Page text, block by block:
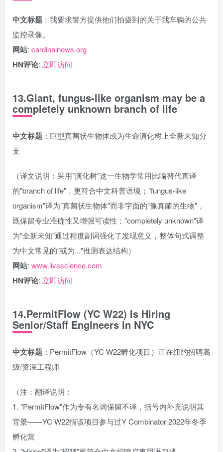
中文标题 ：我要求警方提供他们拍摄到的关于我车辆的公共
监控录像。
网站: cardinalnews.org
HN评论: 立即访问
13.Giant, fungus-like organism may be a
completely unknown branch of life
中文标题 ：巨型真菌状生物体或为生命演化树上全新未知分
支
（译文说明：采用"演化树"这一生物学常用比喻替代直译
的"branch of life"，更符合中文科普语境；"fungus-like
organism"译为"真菌状生物体"而非字面的"像真菌的生物"，
既保留专业准确性又增强可读性；"completely unknown"译
为"全新未知"通过程度副词强化了发现意义，整体句式调整
为中文常见的"或为..."推测表达结构）
网站: www.livescience.com
HN评论: 立即访问
14.PermitFlow (YC W22) Is Hiring
Senior/Staff Engineers in NYC
中文标题 ：PermitFlow（YC W22孵化项目）正在纽约招聘高
级/资深工程师
（注：翻译说明：
1. "PermitFlow"作为专有名词保留不译，括号内补充说明其
背景——YC W22指该项目参与过Y Combinator 2022年冬季
孵化营